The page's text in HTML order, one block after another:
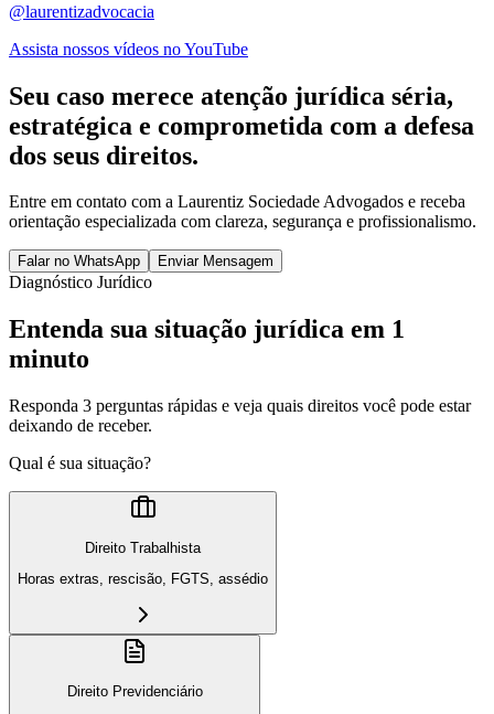
@laurentizadvocacia
Assista nossos vídeos no YouTube
Seu caso merece atenção jurídica séria,
estratégica e comprometida com a defesa
dos seus direitos.
Entre em contato com a Laurentiz Sociedade Advogados e receba
orientação especializada com clareza, segurança e profissionalismo.
Falar no WhatsApp Enviar Mensagem
Diagnóstico Jurídico
Entenda sua situação jurídica em 1
minuto
Responda 3 perguntas rápidas e veja quais direitos você pode estar
deixando de receber.
Qual é sua situação?
Direito Trabalhista
Horas extras, rescisão, FGTS, assédio
Direito Previdenciário